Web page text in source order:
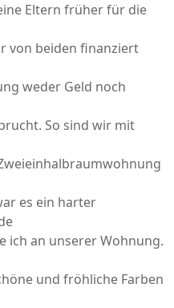
Eltern früher für die
von beiden finanziert
weder Geld noch
So sind wir mit
es ein harter
ich an unserer Wohnung.
und fröhliche Farben